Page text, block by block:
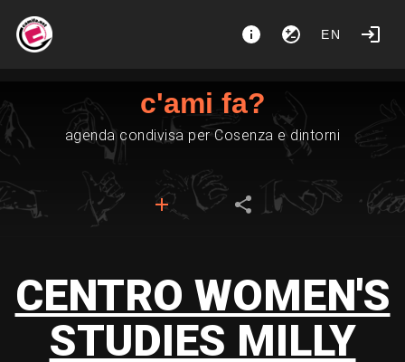
EN
c'ami fa?
agenda condivisa per Cosenza e dintorni
CENTRO WOMEN'S
STUDIES MILLY